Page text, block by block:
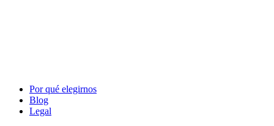
Por qué elegirnos
Blog
Legal